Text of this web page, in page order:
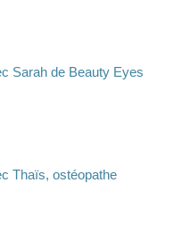
Sarah de Beauty Eyes
Thaïs, ostéopathe